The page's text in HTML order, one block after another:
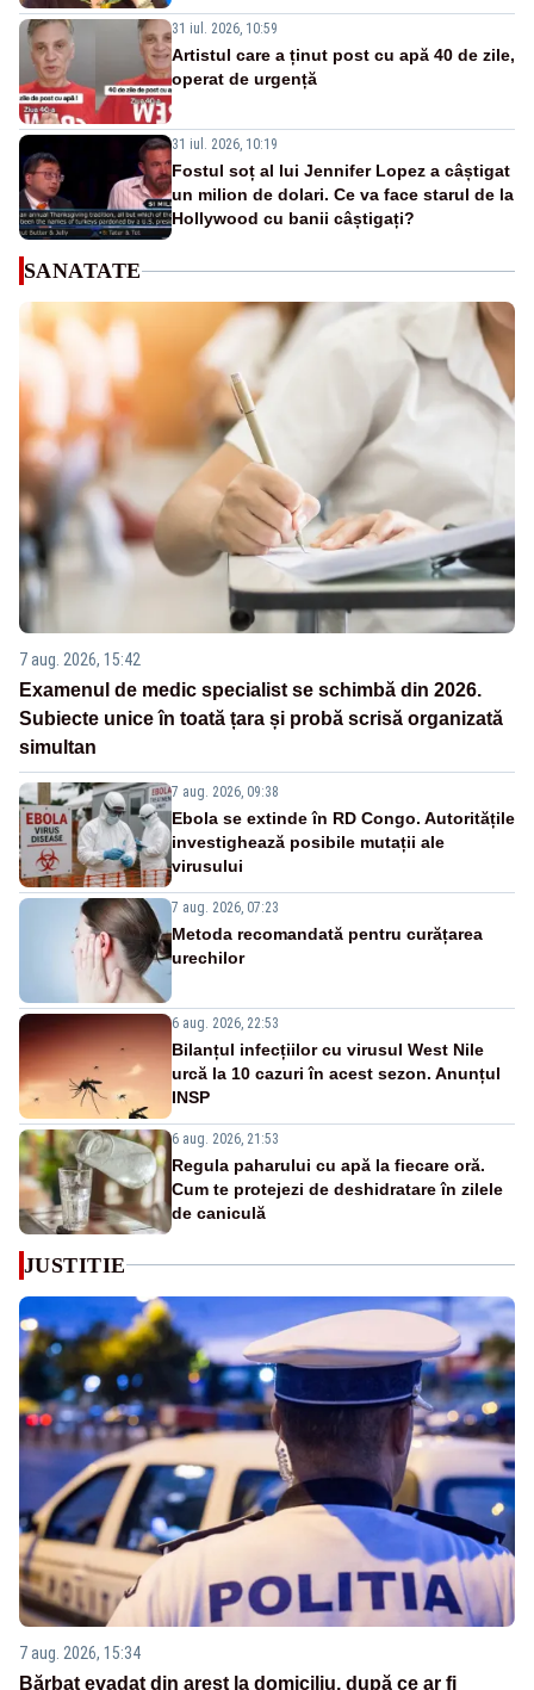
31 iul. 2026, 10:59
Artistul care a ținut post cu apă 40 de zile,
operat de urgență
31 iul. 2026, 10:19
Fostul soț al lui Jennifer Lopez a câștigat
un milion de dolari. Ce va face starul de la
Hollywood cu banii câștigați?
SANATATE
7 aug. 2026, 15:42
Examenul de medic specialist se schimbă din 2026.
Subiecte unice în toată țara și probă scrisă organizată
simultan
7 aug. 2026, 09:38
Ebola se extinde în RD Congo. Autoritățile
investighează posibile mutații ale
virusului
7 aug. 2026, 07:23
Metoda recomandată pentru curățarea
urechilor
6 aug. 2026, 22:53
Bilanțul infecțiilor cu virusul West Nile
urcă la 10 cazuri în acest sezon. Anunțul
INSP
6 aug. 2026, 21:53
Regula paharului cu apă la fiecare oră.
Cum te protejezi de deshidratare în zilele
de caniculă
JUSTITIE
7 aug. 2026, 15:34
Bărbat evadat din arest la domiciliu, după ce ar fi